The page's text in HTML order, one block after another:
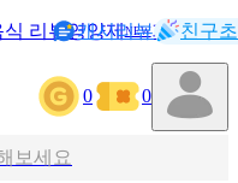
식 리뷰영양제NEW기록
캐시리뷰 친구
0 0
보세요
보세요